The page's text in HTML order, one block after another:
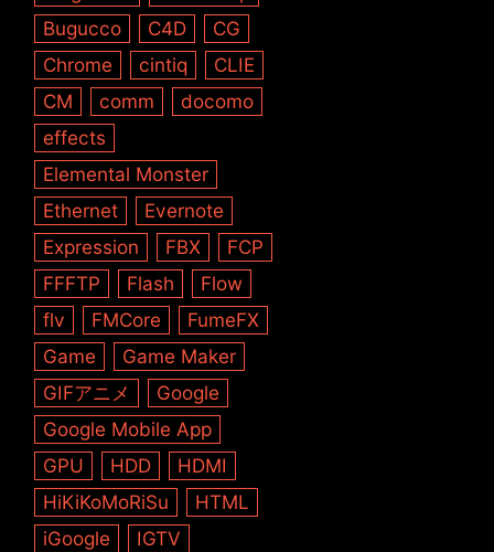
Bugucco
C4D
CG
Chrome
cintiq
CLIE
CM
comm
docomo
effects
Elemental Monster
Ethernet
Evernote
Expression
FBX
FCP
FFFTP
Flash
Flow
flv
FMCore
FumeFX
Game
Game Maker
GIFアニメ
Google
Google Mobile App
GPU
HDD
HDMI
HiKiKoMoRiSu
HTML
iGoogle
IGTV